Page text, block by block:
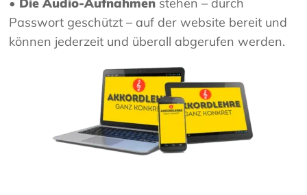
• Die Audio-Aufnahmen stehen – durch
Passwort geschützt – auf der website bereit und
können jederzeit und überall abgerufen werden.